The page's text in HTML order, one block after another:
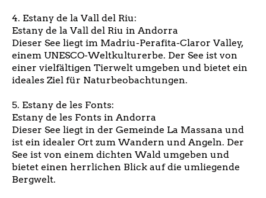
4. Estany de la Vall del Riu:
Estany de la Vall del Riu in Andorra
Dieser See liegt im Madriu-Perafita-Claror Valley,
einem UNESCO-Weltkulturerbe. Der See ist von
einer vielfältigen Tierwelt umgeben und bietet ein
ideales Ziel für Naturbeobachtungen.
5. Estany de les Fonts:
Estany de les Fonts in Andorra
Dieser See liegt in der Gemeinde La Massana und
ist ein idealer Ort zum Wandern und Angeln. Der
See ist von einem dichten Wald umgeben und
bietet einen herrlichen Blick auf die umliegende
Bergwelt.